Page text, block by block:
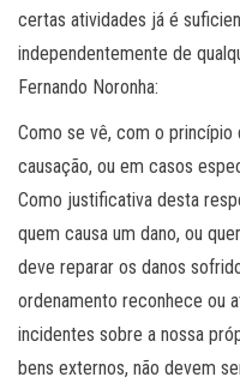
certas atividades já é
independentemente de
Fernando Noronha:
Como se vê, com o
causação, ou em casos
Como justificativa desta
quem causa um dano, ou
deve reparar os danos
ordenamento reconhece ou
incidentes sobre a nossa
bens externos, não devem